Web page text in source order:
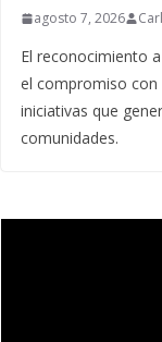
agosto 7, 2026
El reconocimiento
el compromiso
iniciativas que
comunidades.